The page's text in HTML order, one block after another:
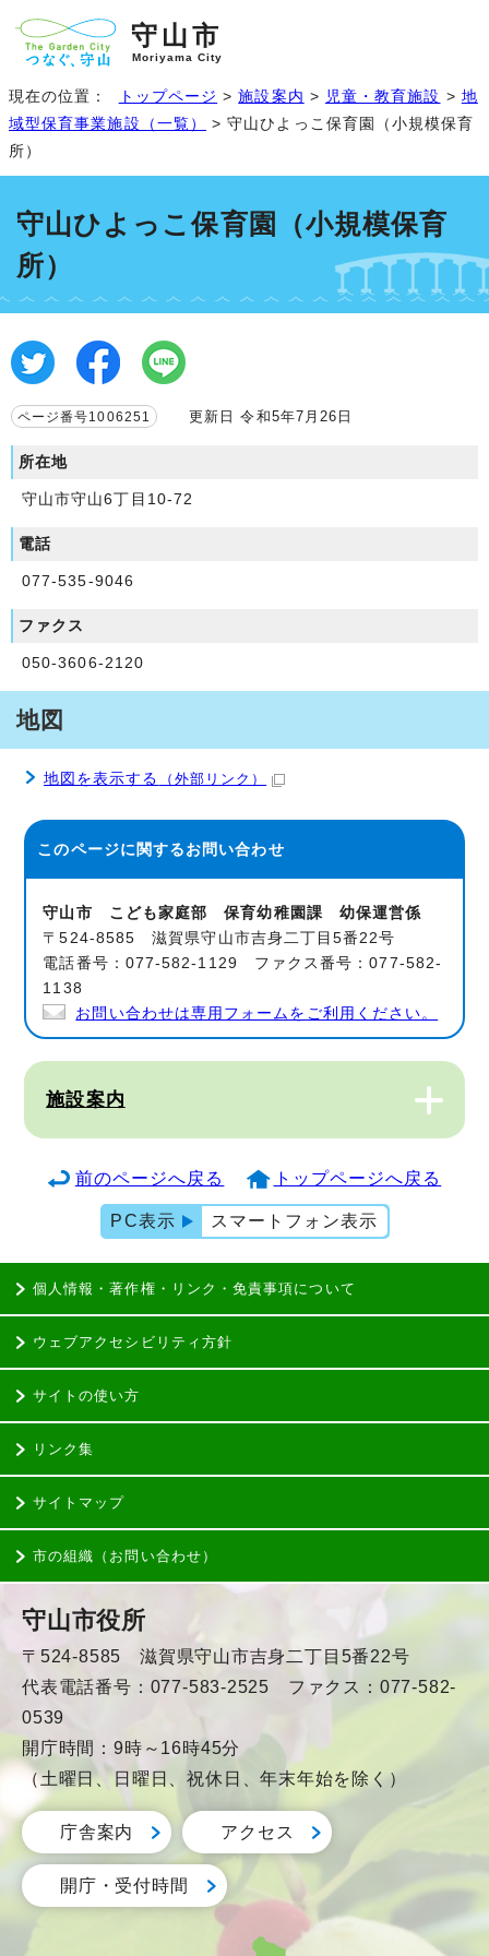
守山市
Moriyama City
現在の位置： トップページ >施設案内 > 児童・教育施設 > 地
域型保育事業施設（一覧）
> 守山ひよっこ保育園（小規模保育
所）
守山ひよっこ保育園（小規模保育
所）
ページ番号1006251 更新日 令和5年7月26日
所在地
守山市守山6丁目10-72
電話
077-535-9046
ファクス
050-3606-2120
地図
地図を表示する （外部リンク）
このページに関するお問い合わせ
守山市 こども家庭部 保育幼稚園課 幼保運営係
〒524-8585 滋賀県守山市吉身二丁目5番22号
電話番号：077-582-1129 ファクス番号：077-582-
1138
お問い合わせは専用フォームをご利用ください。
施設案内
前のページへ戻る トップページへ戻る
PC表示 スマートフォン表示
個人情報・著作権・リンク・免責事項について
ウェブアクセシビリティ方針
サイトの使い方
リンク集
サイトマップ
市の組織（お問い合わせ）
守山市役所
〒524-8585 滋賀県守山市吉身二丁目5番22号
代表電話番号：077-583-2525 ファクス：077-582-
0539
開庁時間：9時～16時45分
（土曜日、日曜日、祝休日、年末年始を除く）
庁舎案内 アクセス
開庁・受付時間